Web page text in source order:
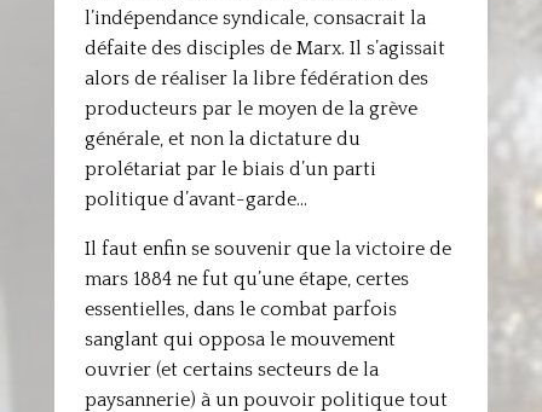
l’indépendance syndicale, consacrait la
défaite des disciples de Marx. Il s’agissait
alors de réaliser la libre fédération des
producteurs par le moyen de la grève
générale, et non la dictature du
prolétariat par le biais d’un parti
politique d’avant-garde…
Il faut enfin se souvenir que la victoire de
mars 1884 ne fut qu’une étape, certes
essentielles, dans le combat parfois
sanglant qui opposa le mouvement
ouvrier (et certains secteurs de la
paysannerie) à un pouvoir politique tout